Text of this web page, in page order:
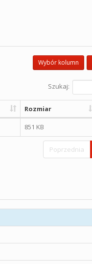
Wybór kolumn
Szukaj:
Rozmiar
851 KB
Poprzednia